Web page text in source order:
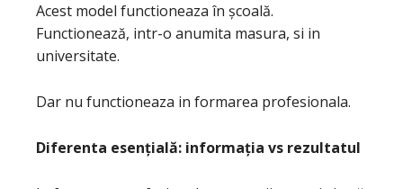
Acest model functioneaza în școală.
Functionează, intr-o anumita masura, si in
universitate.
Dar nu functioneaza in formarea profesionala.
Diferenta esențială: informația vs rezultatul